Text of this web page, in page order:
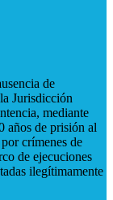
de
Jurisdicción
mediante
años de prisión al
crímenes de
de ejecuciones
ilegítimamente